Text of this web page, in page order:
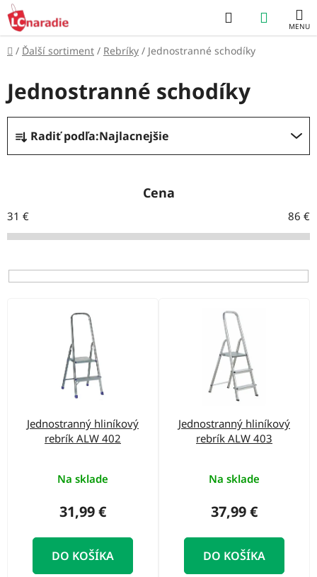
Prejsť
na
obsah
Hľadať
KOŠÍK
Domov
/ Ďalší sortiment / Rebríky / Jednostranné schodíky
Jednostranné schodíky
R
a
n
i
p
Radiť podľa:Najlacnejšie
Cena
31 € 86 €
Jednostranný hliníkový
rebrík ALW 402
Na sklade
31,99 €
DO KOŠÍKA
Jednostranný hliníkový
rebrík ALW 403
Na sklade
37,99 €
DO KOŠÍKA